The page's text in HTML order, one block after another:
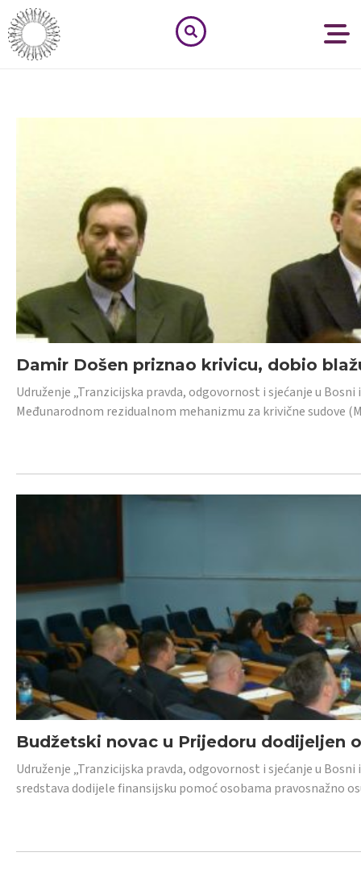
Damir Došen priznao krivicu, dobio
Udruženje „Tranzicijska pravda, odgovornost i sjećanje u
Međunarodnom rezidualnom mehanizmu za krivične sudove
Budžetski novac u Prijedoru dodijeljen
Udruženje „Tranzicijska pravda, odgovornost i sjećanje u
sredstava dodijele finansijsku pomoć osobama pravosnažno